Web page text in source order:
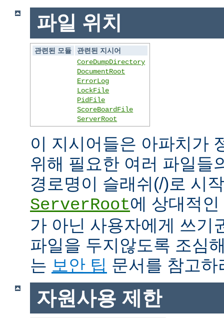
파일 위치
관련된 모듈
관련된 지시어
CoreDumpDirectory
DocumentRoot
ErrorLog
LockFile
PidFile
ScoreBoardFile
ServerRoot
이 지시어들은 아파치가
위해 필요한 여러 파일들
경로명이 슬래쉬(/)로 시
ServerRoot에 상대적
가 아닌 사용자에게 쓰기
파일을 두지않도록 조심
는 보안 팁 문서를 참고하
자원사용 제한